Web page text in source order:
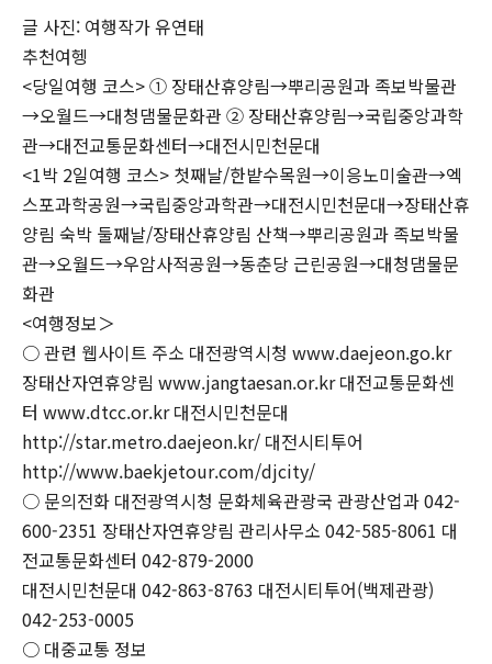
글 사진: 여행작가 유연태
추천여헹
<당일여행 코스> ① 장태산휴양림→뿌리공원과 족보박물관
→오월드→대청댐물문화관 ② 장태산휴양림→국립중앙과학
관→대전교통문화센터→대전시민천문대
<1박 2일여행 코스> 첫째날/한밭수목원→이응노미술관→엑
스포과학공원→국립중앙과학관→대전시민천문대→장태산휴
양림 숙박 둘째날/장태산휴양림 산책→뿌리공원과 족보박물
관→오월드→우암사적공원→동춘당 근린공원→대청댐물문
화관
<여행정보＞
○ 관련 웹사이트 주소 대전광역시청 www.daejeon.go.kr
장태산자연휴양림 www.jangtaesan.or.kr 대전교통문화센
터 www.dtcc.or.kr 대전시민천문대
http://star.metro.daejeon.kr/ 대전시티투어
http://www.baekjetour.com/djcity/
○ 문의전화 대전광역시청 문화체육관광국 관광산업과 042-
600-2351 장태산자연휴양림 관리사무소 042-585-8061 대
전교통문화센터 042-879-2000
대전시민천문대 042-863-8763 대전시티투어(백제관광)
042-253-0005
○ 대중교통 정보